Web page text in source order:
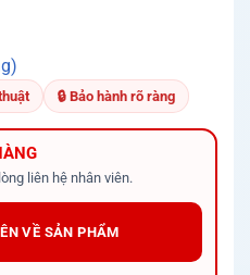
🔒 Bảo hành rõ ràng
liên hệ nhân viên.
VỀ SẢN PHẨM